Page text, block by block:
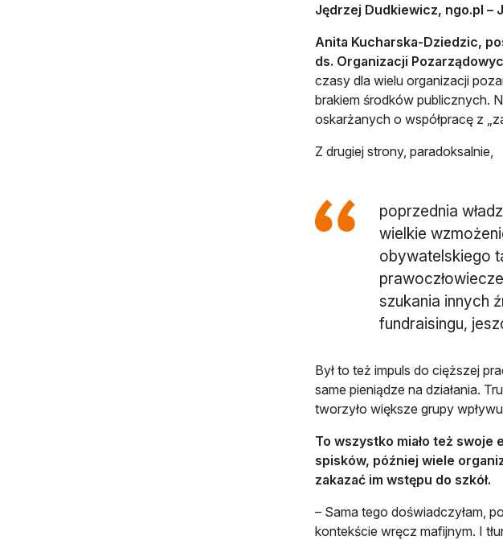
Jędrzej Dudkiewicz, ngo.pl –
Anita Kucharska-Dziedzic,
ds. Organizacji
czasy dla wielu organizacji
brakiem środków publicznych.
oskarżanych o współpracę z
Z drugiej strony, paradoksalnie,
poprzednia
wielkie
obywatelskiego
szukania innych
fundraisingu,
Był to też impuls do cięższej
same pieniądze na działania.
tworzyło większe grupy
To wszystko miało też swoje
spisków, później wiele
zakazać im wstępu do szkół.
– Sama tego doświadczyłam,
kontekście wręcz mafijnym. I